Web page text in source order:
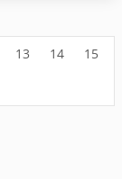
13 14
15